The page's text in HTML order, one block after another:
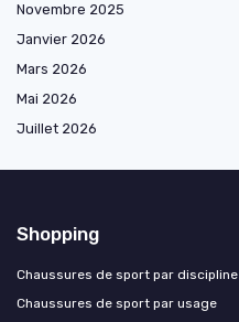
Novembre 2025
Janvier 2026
Mars 2026
Mai 2026
Juillet 2026
Shopping
Chaussures de sport par discipline
Chaussures de sport par usage